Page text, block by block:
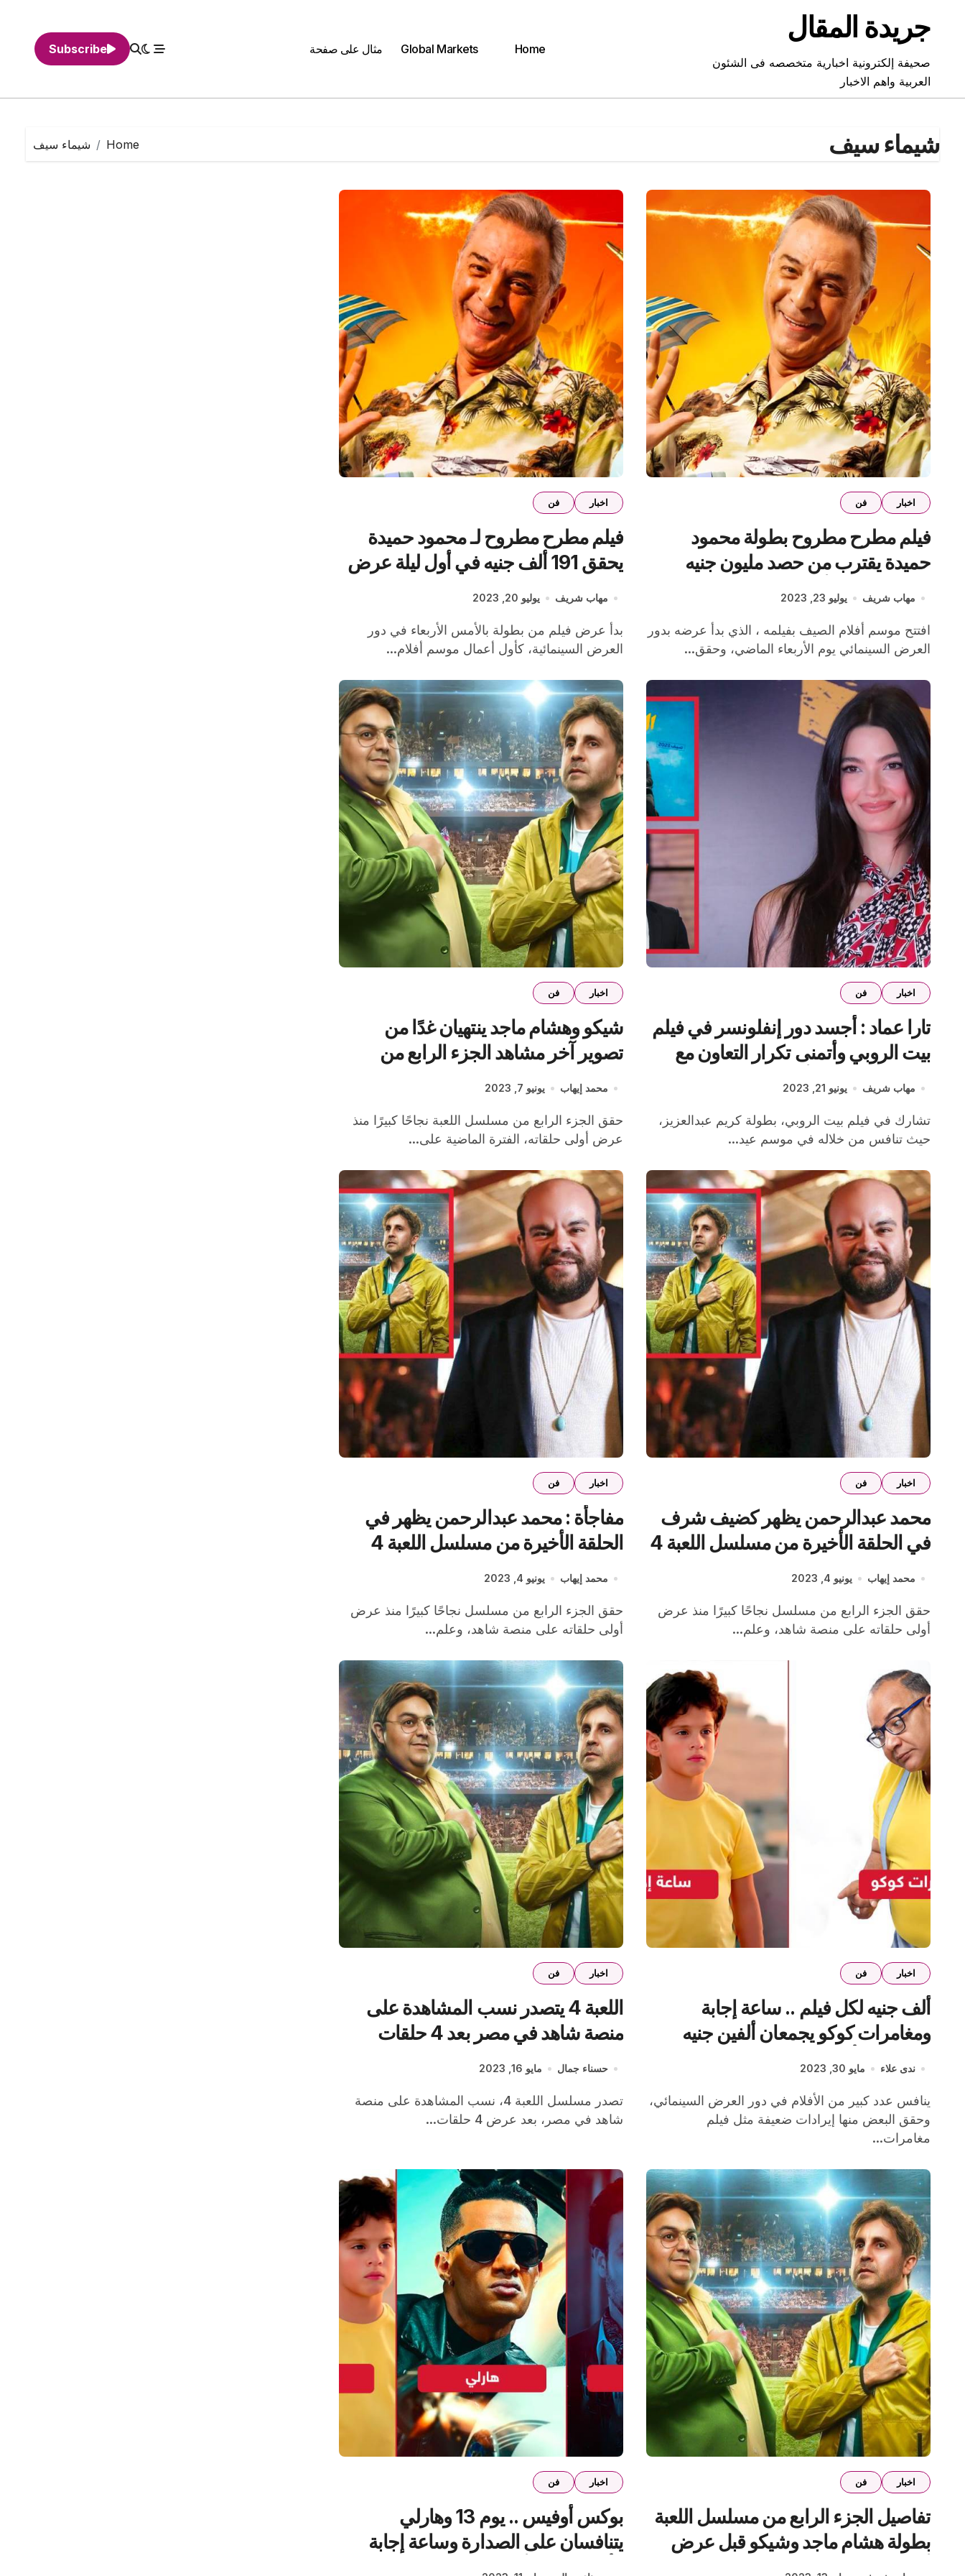
contentجريدة المقال
صحيفة إلكترونية اخبارية متخصصه فى الشئون
العربية واهم الاخبار
Home
Global Markets مثال على صفحة Subscribe
شيماء سيف Home شيماء سيف
اخبار فن
فيلم مطرح مطروح بطولة محمود
حميدة يقترب من حصد مليون جنيه
إيرادات بعد 4 أيام عرض
مهاب شريف يوليو 23, 2023
افتتح موسم أفلام الصيف بفيلمه ، الذي بدأ عرضه بدور
العرض السينمائي يوم الأربعاء الماضي، وحقق...
اخبار فن
فيلم مطرح مطروح لـ محمود حميدة
يحقق 191 ألف جنيه في أول ليلة عرض
مهاب شريف يوليو 20, 2023
بدأ عرض فيلم من بطولة بالأمس الأربعاء في دور
العرض السينمائية، كأول أعمال موسم أفلام...
اخبار فن
تارا عماد : أجسد دور إنفلونسر في فيلم
بيت الروبي وأتمنى تكرار التعاون مع
كريم عبدالعزيز وأحمد عز
مهاب شريف يونيو 21, 2023
تشارك في فيلم بيت الروبي، بطولة كريم عبدالعزيز،
حيث تنافس من خلاله في موسم عيد...
اخبار فن
شيكو وهشام ماجد ينتهيان غدًا من
تصوير آخر مشاهد الجزء الرابع من
مسلسل اللعبة
محمد إيهاب يونيو 7, 2023
حقق الجزء الرابع من مسلسل اللعبة نجاحًا كبيرًا منذ
عرض أولى حلقاته، الفترة الماضية على...
اخبار فن
محمد عبدالرحمن يظهر كضيف شرف
في الحلقة الأخيرة من مسلسل اللعبة 4
محمد إيهاب يونيو 4, 2023
حقق الجزء الرابع من مسلسل نجاحًا كبيرًا منذ عرض
أولى حلقاته على منصة شاهد، وعلم...
اخبار فن
مفاجأة : محمد عبدالرحمن يظهر في
الحلقة الأخيرة من مسلسل اللعبة 4
محمد إيهاب يونيو 4, 2023
حقق الجزء الرابع من مسلسل نجاحًا كبيرًا منذ عرض
أولى حلقاته على منصة شاهد، وعلم...
اخبار فن
ألف جنيه لكل فيلم .. ساعة إجابة
ومغامرات كوكو يجمعان ألفين جنيه
إيرادات بالأمس
ندى علاء مايو 30, 2023
ينافس عدد كبير من الأفلام في دور العرض السينمائي،
وحقق البعض منها إيرادات ضعيفة مثل فيلم
مغامرات...
اخبار فن
اللعبة 4 يتصدر نسب المشاهدة على
منصة شاهد في مصر بعد 4 حلقات
حسناء جمال مايو 16, 2023
تصدر مسلسل اللعبة 4، نسب المشاهدة على منصة
شاهد في مصر، بعد عرض 4 حلقات...
اخبار فن
تفاصيل الجزء الرابع من مسلسل اللعبة
بطولة هشام ماجد وشيكو قبل عرض
أولى حلقاته غدًا
اخبار فن
بوكس أوفيس .. يوم 13 وهارلي
يتنافسان على الصدارة وساعة إجابة
الأخير بـ 100 ألف جنيه